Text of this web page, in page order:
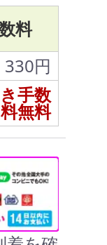
料
330円
手数
料無料